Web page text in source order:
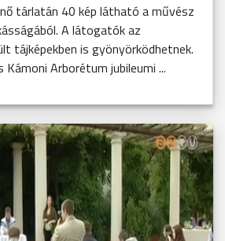
tárlatán 40 kép látható a művész
A látogatók az
tájképekben is gyönyörködhetnek.
Arborétum jubileumi ...